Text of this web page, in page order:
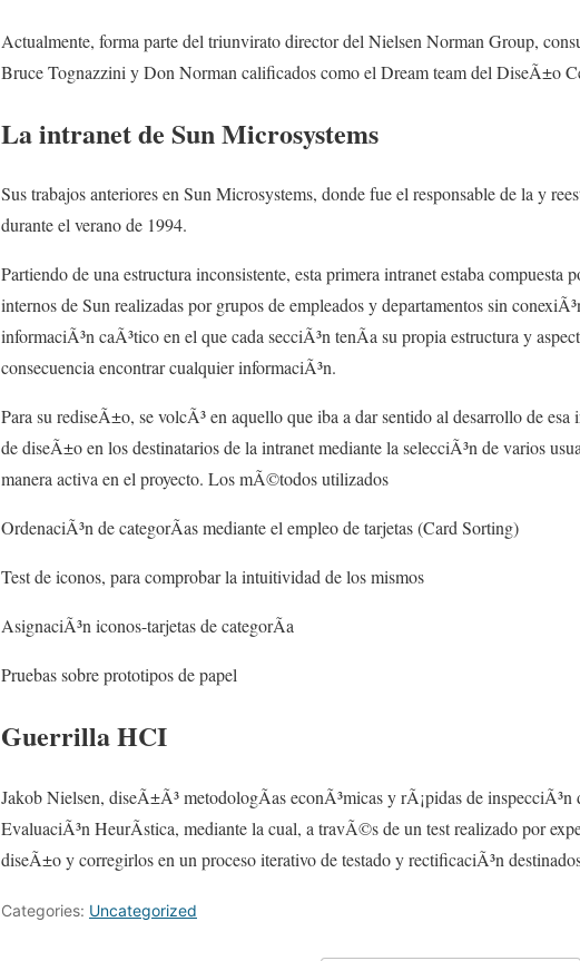
Actualmente, forma parte del triunvirato director del Nielsen Norman Group,
Bruce Tognazzini y Don Norman calificados como el Dream team del DiseÃ±o
La intranet de Sun Microsystems
Sus trabajos anteriores en Sun Microsystems, donde fue el responsable de la y
durante el verano de 1994.
Partiendo de una estructura inconsistente, esta primera intranet estaba compuesta
internos de Sun realizadas por grupos de empleados y departamentos sin
informaciÃ³n caÃ³tico en el que cada secciÃ³n tenÃ­a su propia estructura y
consecuencia encontrar cualquier informaciÃ³n.
Para su rediseÃ±o, se volcÃ³ en aquello que iba a dar sentido al desarrollo de
de diseÃ±o en los destinatarios de la intranet mediante la selecciÃ³n de varios
manera activa en el proyecto. Los mÃ©todos utilizados
OrdenaciÃ³n de categorÃ­as mediante el empleo de tarjetas (Card Sorting)
Test de iconos, para comprobar la intuitividad de los mismos
AsignaciÃ³n iconos-tarjetas de categorÃ­a
Pruebas sobre prototipos de papel
Guerrilla HCI
Jakob Nielsen, diseÃ±Ã³ metodologÃ­as econÃ³micas y rÃ¡pidas de
EvaluaciÃ³n HeurÃ­stica, mediante la cual, a travÃ©s de un test realizado por
diseÃ±o y corregirlos en un proceso iterativo de testado y rectificaciÃ³n
Categories: Uncategorized